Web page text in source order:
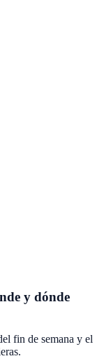
y dónde
fin de semana y el